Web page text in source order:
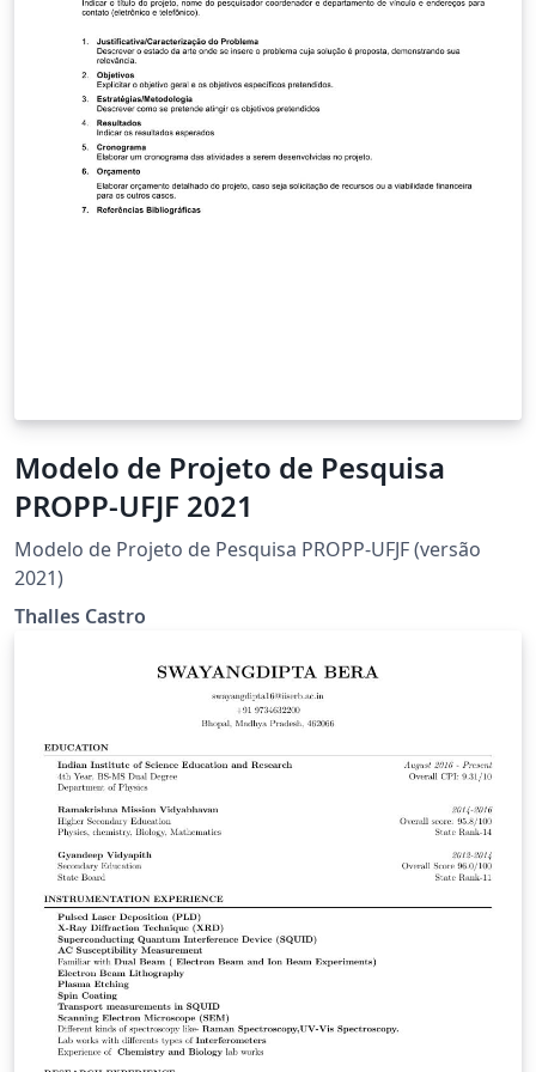
básicos en alta frecuencia, basados en esta teoría
pudimos construir el transmisor.
Modelo de Projeto de Pesquisa
PROPP-UFJF 2021
Modelo de Projeto de Pesquisa PROPP-UFJF (versão
2021)
Thalles Castro